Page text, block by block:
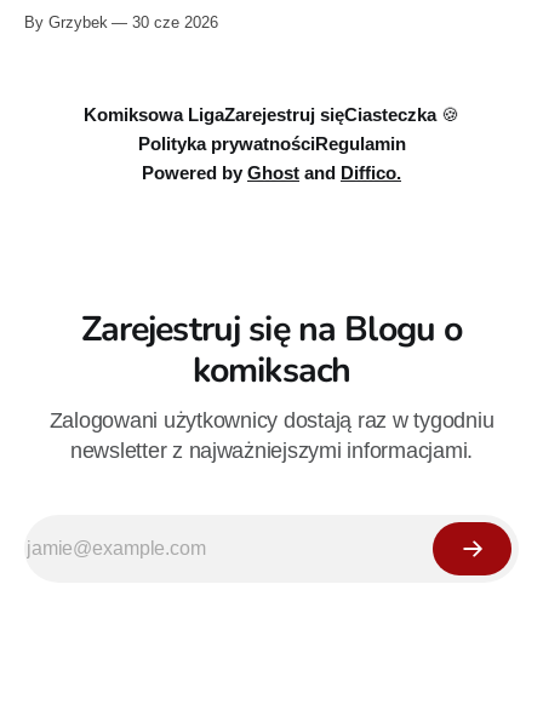
przeznaczone dla osób niepełnoletnich oraz dla czytelników o
wysokiej wrażliwości. Mamy tu do czynienia z ekstremalną,
społeczne tabu. Czytasz na własną odpowiedzialność.
Apokalipsę lubimy sobie
By Grzybek 30 cze 2026
Komiksowa LigaZarejestruj sięCiasteczka 🍪
Polityka prywatnościRegulamin
Powered by Ghost and Diffico.
Zarejestruj się na Blogu o
komiksach
Zalogowani użytkownicy dostają raz w tygodniu
newsletter z najważniejszymi informacjami.